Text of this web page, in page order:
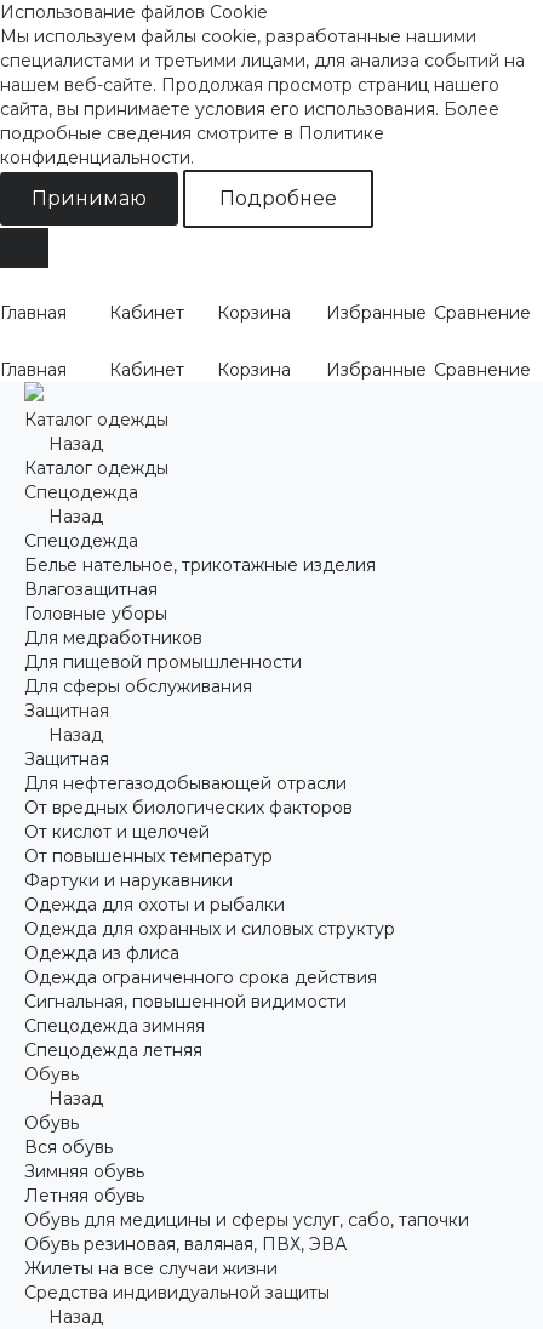
Использование файлов Cookie
Мы используем файлы cookie, разработанные нашими
специалистами и третьими лицами, для анализа событий на
нашем веб-сайте. Продолжая просмотр страниц нашего
сайта, вы принимаете условия его использования. Более
подробные сведения смотрите в Политике
конфиденциальности.
Принимаю Подробнее
Главная Кабинет Корзина Избранные Сравнение
Главная Кабинет Корзина Избранные Сравнение
Каталог одежды
Назад
Каталог одежды
Спецодежда
Назад
Спецодежда
Белье нательное, трикотажные изделия
Влагозащитная
Головные уборы
Для медработников
Для пищевой промышленности
Для сферы обслуживания
Защитная
Назад
Защитная
Для нефтегазодобывающей отрасли
От вредных биологических факторов
От кислот и щелочей
От повышенных температур
Фартуки и нарукавники
Одежда для охоты и рыбалки
Одежда для охранных и силовых структур
Одежда из флиса
Одежда ограниченного срока действия
Сигнальная, повышенной видимости
Спецодежда зимняя
Спецодежда летняя
Обувь
Назад
Обувь
Вся обувь
Зимняя обувь
Летняя обувь
Обувь для медицины и сферы услуг, сабо, тапочки
Обувь резиновая, валяная, ПВХ, ЭВА
Жилеты на все случаи жизни
Средства индивидуальной защиты
Назад